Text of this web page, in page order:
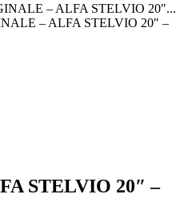
– ALFA STELVIO 20″...
– ALFA STELVIO 20″ –
STELVIO 20″ –